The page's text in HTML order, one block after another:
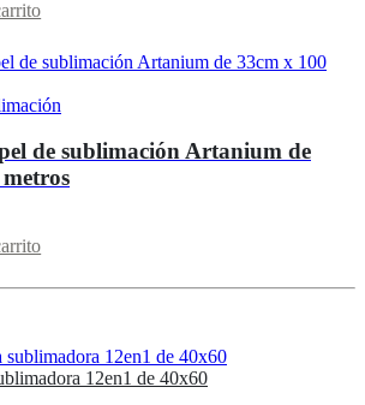
de sublimación Artanium de
12en1 de 40x60